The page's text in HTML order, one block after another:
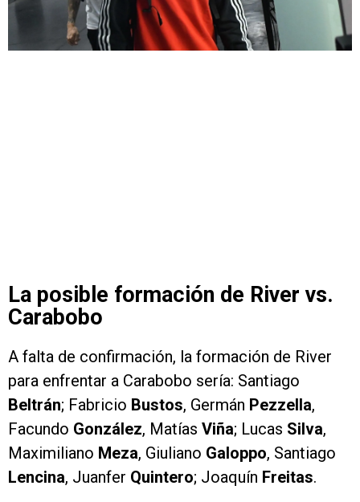
La posible formación de River vs.
Carabobo
A falta de confirmación, la formación de River
para enfrentar a Carabobo sería: Santiago
Beltrán; Fabricio Bustos, Germán Pezzella,
Facundo González, Matías Viña; Lucas Silva,
Maximiliano Meza, Giuliano Galoppo, Santiago
Lencina, Juanfer Quintero; Joaquín Freitas.